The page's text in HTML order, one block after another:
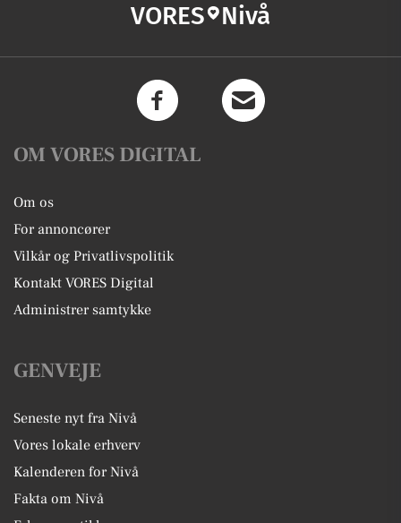
VORES Nivå
OM VORES DIGITAL
Om os
For annoncører
Vilkår og Privatlivspolitik
Kontakt VORES Digital
Administrer samtykke
GENVEJE
Seneste nyt fra Nivå
Vores lokale erhverv
Kalenderen for Nivå
Fakta om Nivå